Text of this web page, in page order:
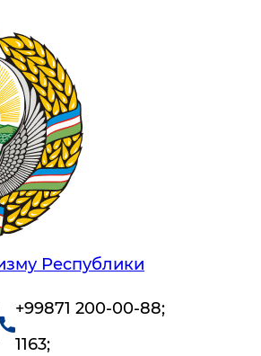
Республики
+99871 200-00-88;
1163;